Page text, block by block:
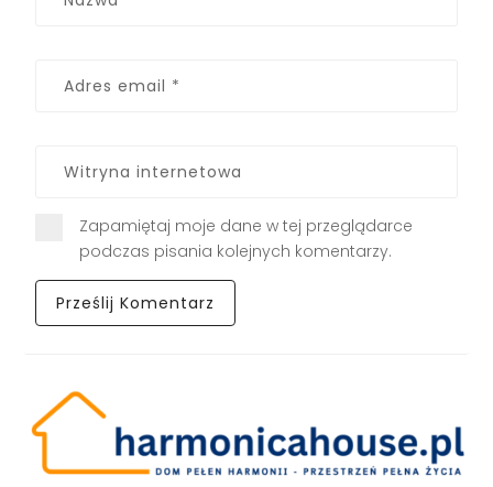
Zapamiętaj moje dane w tej przeglądarce
podczas pisania kolejnych komentarzy.